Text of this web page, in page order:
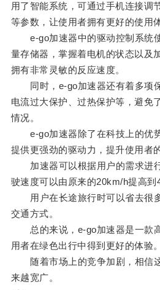
用了智能系统，可通过手机连接调
等参数，让使用者拥有更好的使用
e-go加速器中的驱动控制系统
量存储器，掌握着电机的状态以及
拥有非常灵敏的反应速度。
同时，e-go加速器还有着多项保
电流过大保护、过热保护等，避免
情况。
e-go加速器除了在科技上的优
提供更强劲的驱动力，提升使用者
加速器可以根据用户的需求进
驶速度可以由原来的20km/h提高到
用户在长途旅行时可以省去很
交通方式。
总的来说，e-go加速器是一款
用者在绿色出行中得到更好的体验。
随着市场上的竞争加剧，相信
来越宽广。